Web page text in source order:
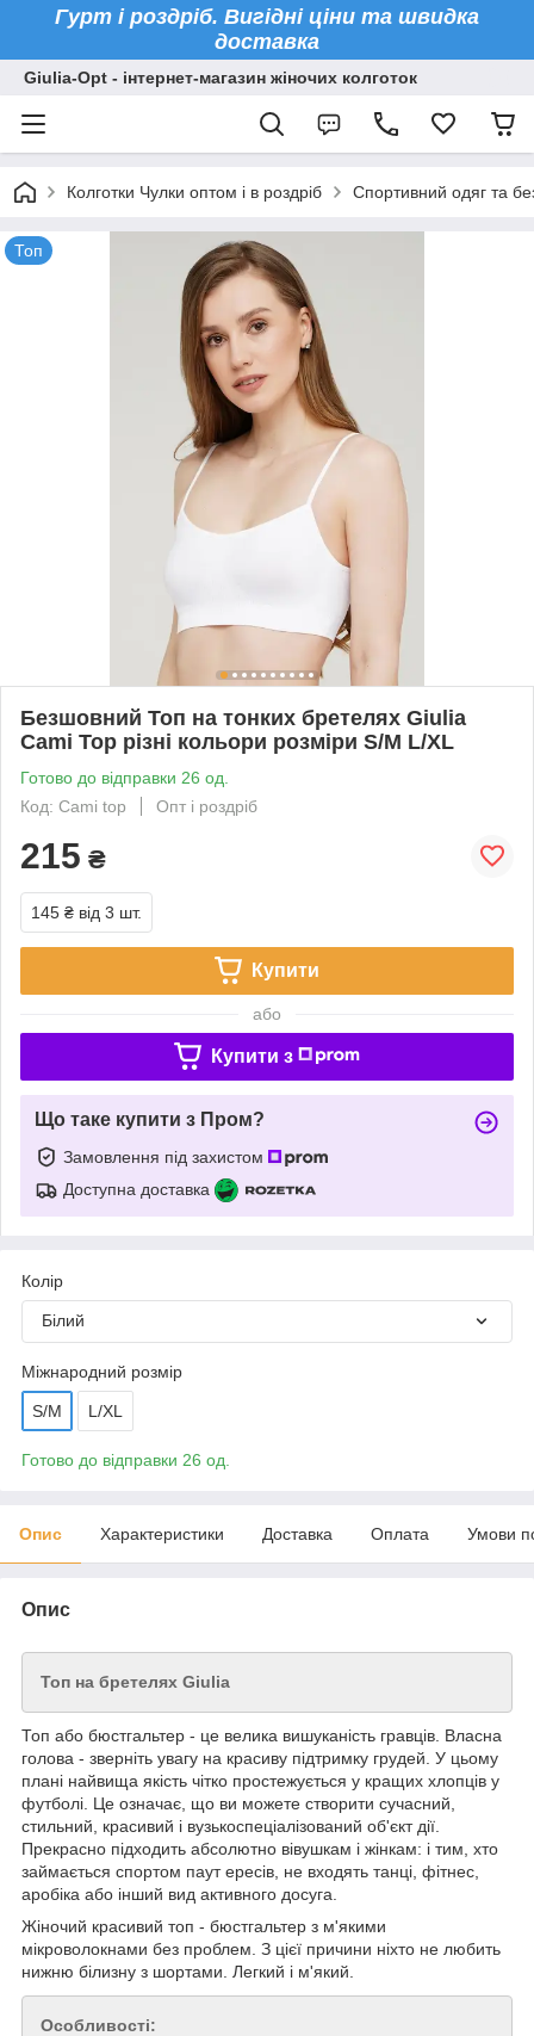
Гурт і роздріб. Вигідні ціни та швидка
доставка
Giulia-Opt - інтернет-магазин жіночих колготок
Колготки Чулки оптом і в роздріб Спортивний одяг та
Топ
Безшовний Топ на тонких бретелях Giulia
Cami Top різні кольори розміри S/M L/XL
Готово до відправки 26 од.
Код: Cami top
Опт і роздріб
215 ₴
145 ₴ від 3 шт.
Купити
або
Купити з
Що таке купити з Пром?
Замовлення під захистом
Доступна доставка
Колір
Білий
Міжнародний розмір
S/M L/XL
Готово до відправки 26 од.
Опис Характеристики Доставка Оплата Умови
Опис
Топ на бретелях Giulia
Топ або бюстгальтер - це велика вишуканість гравців. Власна
голова - зверніть увагу на красиву підтримку грудей. У цьому
плані найвища якість чітко простежується у кращих хлопців у
футболі. Це означає, що ви можете створити сучасний,
стильний, красивий і вузькоспеціалізований об'єкт дії.
Прекрасно підходить абсолютно вівушкам і жінкам: і тим, хто
займається спортом паут ересів, не входять танці, фітнес,
аробіка або інший вид активного досуга.
Жіночий красивий топ - бюстгальтер з м'якими
мікроволокнами без проблем. З цієї причини ніхто не любить
нижню білизну з шортами. Легкий і м'який.
Особливості: